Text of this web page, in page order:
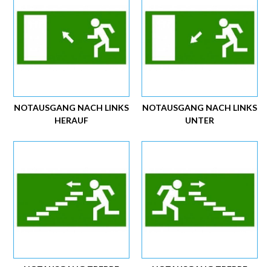
NOTAUSGANG NACH LINKS
UNTER
NOTAUSGANG NACH LINKS
HERAUF